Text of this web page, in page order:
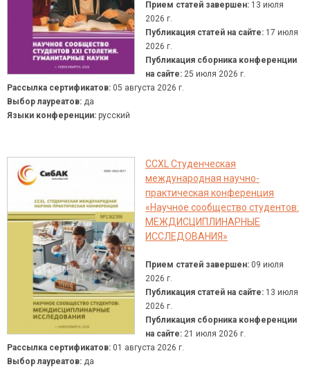
Прием статей завершен: 13 июля
2026 г.
Публикация статей на сайте: 17 июля
2026 г.
Публикация сборника конференции
на сайте: 25 июля 2026 г.
Рассылка сертификатов: 05 августа 2026 г.
Выбор лауреатов: да
Языки конференции: русский
CCXL Студенческая
международная научно-
практическая конференция
«Научное сообщество студентов:
МЕЖДИСЦИПЛИНАРНЫЕ
ИССЛЕДОВАНИЯ»
Прием статей завершен: 09 июля
2026 г.
Публикация статей на сайте: 13 июля
2026 г.
Публикация сборника конференции
на сайте: 21 июля 2026 г.
Рассылка сертификатов: 01 августа 2026 г.
Выбор лауреатов: да